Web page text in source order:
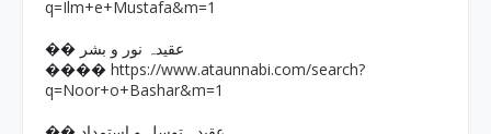
q=Ilm+e+Mustafa&m=1
�� عقیدہ نور و بشر
���� https://www.ataunnabi.com/search?
q=Noor+o+Bashar&m=1